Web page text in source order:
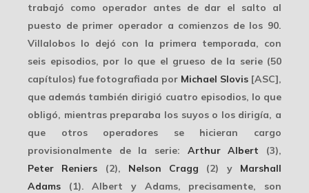
trabajó como operador antes de dar el salto al
puesto de primer operador a comienzos de los 90.
Villalobos lo dejó con la primera temporada, con
seis episodios, por lo que el grueso de la serie(50
capítulos) fue fotografiada por Michael Slovis [ASC],
que además también dirigió cuatro episodios, lo que
obligó, mientras preparaba los suyos o los dirigía, a
que otros operadores se hicieran cargo
provisionalmente de la serie: Arthur Albert (3),
Peter Reniers (2), Nelson Cragg (2) y Marshall
Adams (1). Albert y Adams, precisamente, son